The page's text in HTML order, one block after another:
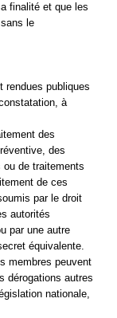
finalité et que les
le
rendues publiques
à
des
des
ou de traitements
de ces
par le droit
autorités
par une autre
équivalente.
membres peuvent
dérogations autres
nationale,